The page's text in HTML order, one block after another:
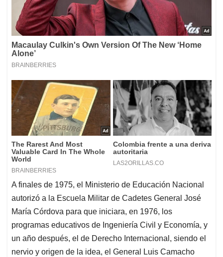
A finales de 1975, el Ministerio de Educación Nacional
autorizó a la Escuela Militar de Cadetes General José
María Córdova para que iniciara, en 1976, los
programas educativos de Ingeniería Civil y Economía, y
un año después, el de Derecho Internacional, siendo el
nervio y origen de la idea, el General Luis Camacho